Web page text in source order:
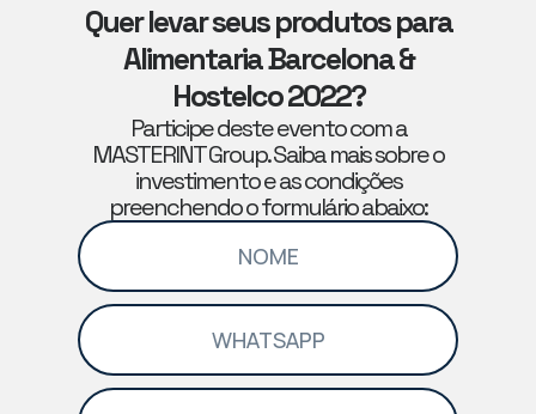
Quer levar seus produtos para
Alimentaria Barcelona &
Hostelco 2022?
Participe deste evento com a
MASTERINT Group. Saiba mais sobre o
investimento e as condições
preenchendo o formulário abaixo: